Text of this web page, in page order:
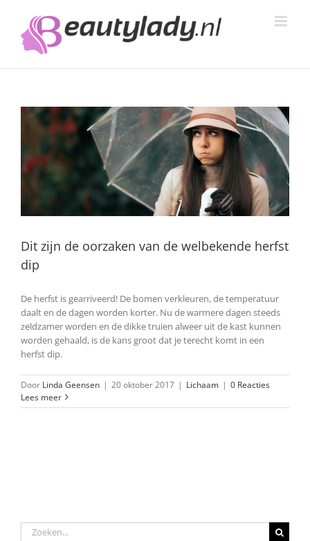
inhoud
Dit zijn de oorzaken van de welbekende herfst
dip
De herfst is gearriveerd! De bomen verkleuren, de temperatuur
daalt en de dagen worden korter. Nu de warmere dagen steeds
zeldzamer worden en de dikke truien alweer uit de kast kunnen
worden gehaald, is de kans groot dat je terecht komt in een
herfst dip.
Door Linda Geensen | 20 oktober 2017 | Lichaam | 0 Reacties
Lees meer
Zoeken